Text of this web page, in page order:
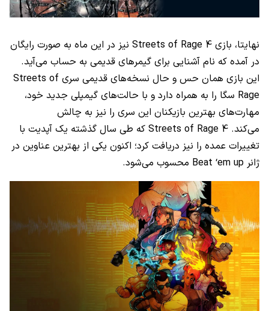
نهایتا، بازی Streets of Rage 4 نیز در این ماه به صورت رایگان
در آمده که نام آشنایی برای گیمر‌های قدیمی به حساب می‌آید.
این بازی همان حس و حال نسخه‌های قدیمی سری Streets of
Rage سگا را به همراه دارد و با حالت‌های گیمپلی جدید خود،
مهارت‌های بهترین بازیکنان این سری را نیز به چالش
می‌کند. Streets of Rage 4 که طی سال گذشته یک آپدیت با
تغییرات عمده را نیز دریافت کرد؛ اکنون یکی از بهترین عناوین در
ژانر Beat ‘em up محسوب می‌شود.